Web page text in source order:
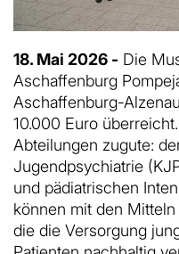
18. Mai 2026 - Die
Aschaffenburg
Aschaffenburg-
10.000 Euro
Abteilungen zugute:
Jugendpsychiatrie
und pädiatrischen
können mit den
die die Versorgung